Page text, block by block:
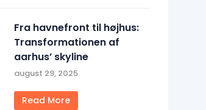
Fra havnefront til højhus:
Transformationen af
aarhus’ skyline
august 29, 2025
Read More